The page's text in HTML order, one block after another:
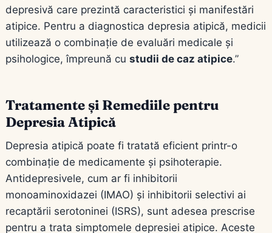
depresivă care prezintă caracteristici și manifestări
atipice. Pentru a diagnostica depresia atipică, medicii
utilizează o combinație de evaluări medicale și
psihologice, împreună cu studii de caz atipice.”
Tratamente și Remediile pentru
Depresia Atipică
Depresia atipică poate fi tratată eficient printr-o
combinație de medicamente și psihoterapie.
Antidepresivele, cum ar fi inhibitorii
monoaminoxidazei (IMAO) și inhibitorii selectivi ai
recaptării serotoninei (ISRS), sunt adesea prescrise
pentru a trata simptomele depresiei atipice. Aceste